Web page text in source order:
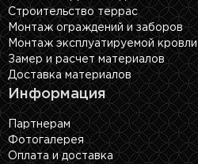
Строительство террас
Монтаж ограждений и заборов
Монтаж эксплуатируемой кровли
Замер и расчет материалов
Доставка материалов
Информация
Партнерам
Фотогалерея
Оплата и доставка